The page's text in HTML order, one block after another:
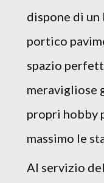
dispone di
portico
spazio
meravigliose
propri hobby
massimo le
Al servizio